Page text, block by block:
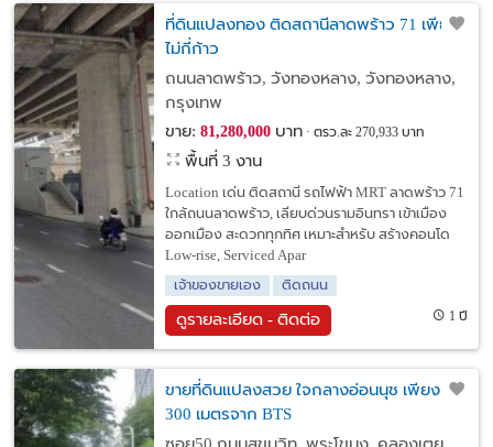
ที่ดินแปลงทอง ติดสถานีลาดพร้าว 71 เพียง
ไม่กี่ก้าว
ถนนลาดพร้าว, วังทองหลาง, วังทองหลาง,
กรุงเทพ
ขาย: 81,280,000บาท ตรว.ละ 270,933 บาท
พื้นที่ 3 งาน
Location เด่น ติดสถานี รถไฟฟ้า MRT ลาดพร้าว 71
ใกล้ถนนลาดพร้าว, เลียบด่วนรามอินทรา เข้าเมือง
ออกเมือง สะดวกทุกทิศ เหมาะสำหรับ สร้างคอนโด
Low-rise, Serviced Apar
เจ้าของขายเอง
ติดถนน
ดูรายละเอียด - ติดต่อ 1 ปี
ขายที่ดินแปลงสวย ใจกลางอ่อนนุช เพียง
300 เมตรจาก BTS